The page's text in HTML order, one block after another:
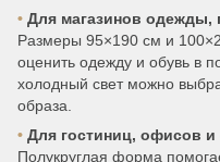
• Для магазинов
Размеры 95×190 см и
оценить одежду и обувь в
холодный свет можно
образа.
• Для гостиниц, офисов
Полукруглая форма